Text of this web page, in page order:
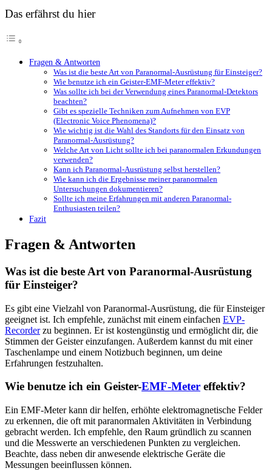
Das erfährst du hier
Fragen & Antworten
Was ⁢ist die beste Art⁤ von Paranormal-Ausrüstung ‌für ‌Einsteiger?
Wie benutze ich ein Geister-EMF-Meter effektiv?
Was ⁤sollte ich‌ bei der Verwendung eines Paranormal-Detektors
beachten?
Gibt es spezielle Techniken zum Aufnehmen von EVP
(Electronic Voice⁢ Phenomena)?
Wie wichtig ist⁣ die Wahl des Standorts für⁣ den Einsatz von
Paranormal-Ausrüstung?
Welche Art von Licht sollte ich bei paranormalen Erkundungen
verwenden?
Kann ich Paranormal-Ausrüstung selbst herstellen?
Wie kann ich die Ergebnisse meiner paranormalen
Untersuchungen dokumentieren?
Sollte ich meine Erfahrungen mit anderen Paranormal-
Enthusiasten teilen?
Fazit
Fragen & Antworten
Was ⁢ist die beste Art⁤ von Paranormal-Ausrüstung
‌für ‌Einsteiger?
Es gibt‍ eine Vielzahl von Paranormal-Ausrüstung, die für Einsteiger
geeignet ist. Ich empfehle, zunächst mit einem einfachen EVP-
Recorderzu beginnen. Er ist kostengünstig und ermöglicht dir, die
Stimmen der Geister einzufangen. Außerdem kannst du mit einer
Taschenlampe und einem ⁣Notizbuch beginnen, um deine
Erfahrungen festzuhalten.
Wie benutze ich ein Geister-EMF-Meter effektiv?
Ein EMF-Meter kann dir helfen, erhöhte elektromagnetische Felder
zu erkennen, die oft ​mit paranormalen Aktivitäten in Verbindung
gebracht werden. Ich empfehle, den Raum gründlich zu scannen
und die Messwerte an ​verschiedenen Punkten zu ⁤vergleichen.
Beachte, dass neben dir ⁤anwesende elektrische Geräte die
Messungen beeinflussen können.